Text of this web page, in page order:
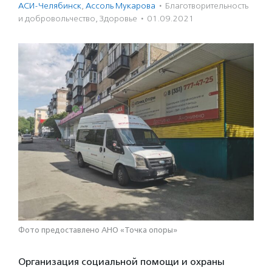
АСИ-Челябинск, Ассоль Мукарова · Благотвори­тель­ность
и доброволь­чест­во, Здоровье · 01.09.2021
Фото предоставлено АНО «Точка опоры»
Организация социальной помощи и охраны